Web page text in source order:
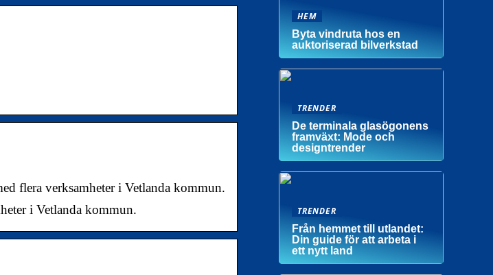
flera verksamheter i Vetlanda kommun.
i Vetlanda kommun.
HEM
Byta vindruta hos en
auktoriserad bilverkstad
TRENDER
De terminala glasögonens
framväxt: Mode och
designtrender
TRENDER
Från hemmet till utlandet:
Din guide för att arbeta i
ett nytt land